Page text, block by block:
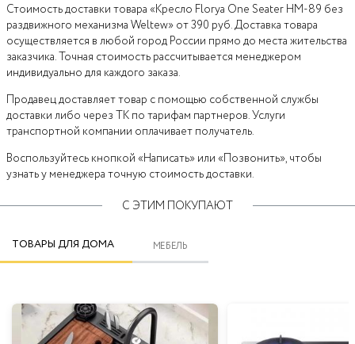
Стоимость доставки товара «Кресло Florya One Seater HM-89 без
раздвижного механизма Weltew» от 390 руб. Доставка товара
осуществляется в любой город России прямо до места жительства
заказчика. Точная стоимость рассчитывается менеджером
индивидуально для каждого заказа.
Продавец доставляет товар с помощью собственной службы
доставки либо через ТК по тарифам партнеров. Услуги
транспортной компании оплачивает получатель.
Воспользуйтесь кнопкой «Написать» или «Позвонить», чтобы
узнать у менеджера точную стоимость доставки.
С ЭТИМ ПОКУПАЮТ
ТОВАРЫ ДЛЯ ДОМА МЕБЕЛЬ